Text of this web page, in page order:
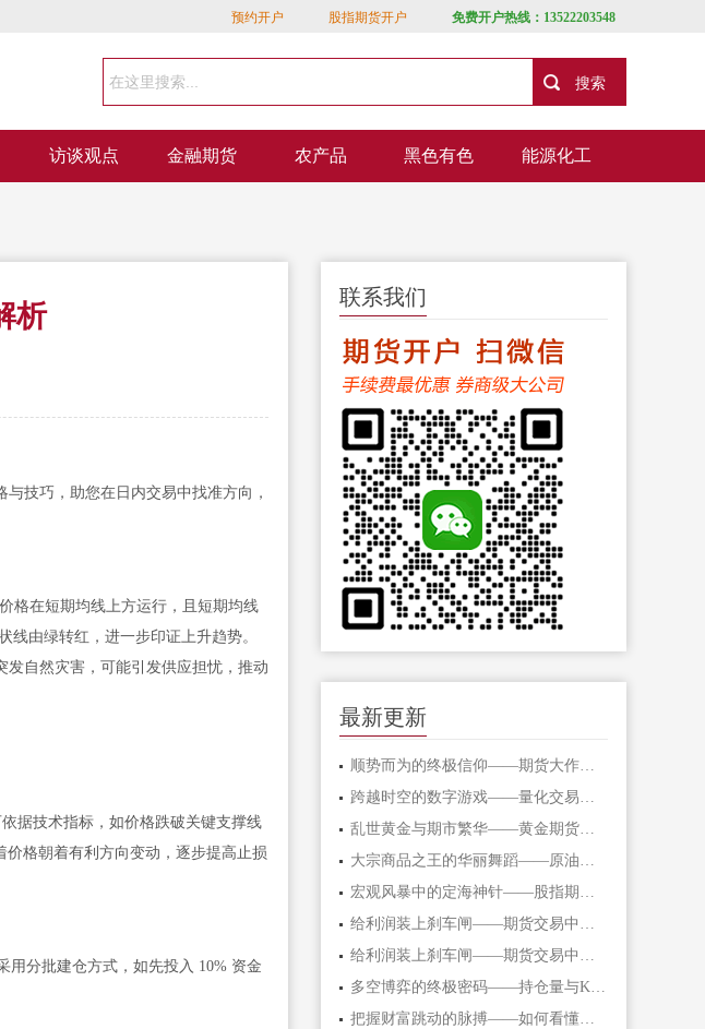
预约开户 股指期货开户 免费开户热线：13522203548
访谈观点 金融期货 农产品 黑色有色 能源化工
析
技巧，助您在日内交易中找准方向，
格在短期均线上方运行，且短期均线
由绿转红，进一步印证上升趋势。
自然灾害，可能引发供应担忧，推动
据技术指标，如价格跌破关键支撑线
格朝着有利方向变动，逐步提高止损
分批建仓方式，如先投入 10% 资金
联系我们
最新更新
顺势而为的终极信仰——期货大作手的修
跨越时空的数字游戏——量化交易在期货
乱世黄金与期市繁华——黄金期货的避险
大宗商品之王的华丽舞蹈——原油期货的
宏观风暴中的定海神针——股指期货的对
给利润装上刹车闸——期货交易中不可逾
把握财富跳动的脉搏——如何看懂期货主